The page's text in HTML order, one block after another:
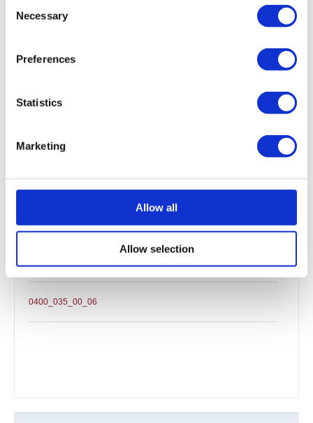
Selection
Necessary
Preferences
Statistics
Marketing
Allow all
Allow selection
0400_113_00_01
0400_100_50_01
0400_035_00_06